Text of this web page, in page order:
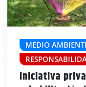
MEDIO
Iniciativa